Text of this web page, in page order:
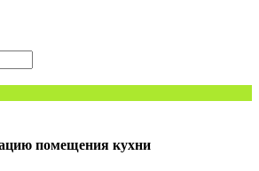
помещения кухни